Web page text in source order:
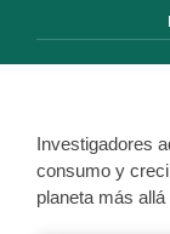
Investigadores
consumo y
planeta más